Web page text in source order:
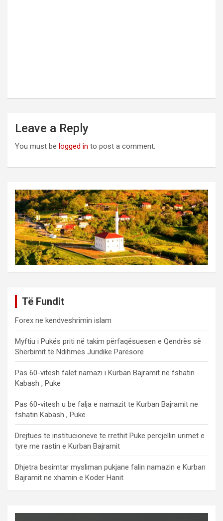
Leave a Reply
You must be logged in to post a comment.
Të Fundit
Forex ne kendveshrimin islam
Myftiu i Pukës priti në takim përfaqësuesen e Qendrës së
Shërbimit të Ndihmës Juridike Parësore
Pas 60-vitesh falet namazi i Kurban Bajramit ne fshatin
Kabash , Puke
Pas 60-vitesh u be falja e namazit te Kurban Bajramit ne
fshatin Kabash , Puke
Drejtues te institucioneve te rrethit Puke percjellin urimet e
tyre me rastin e Kurban Bajramit
Dhjetra besimtar mysliman pukjane falin namazin e Kurban
Bajramit ne xhamin e Koder Hanit